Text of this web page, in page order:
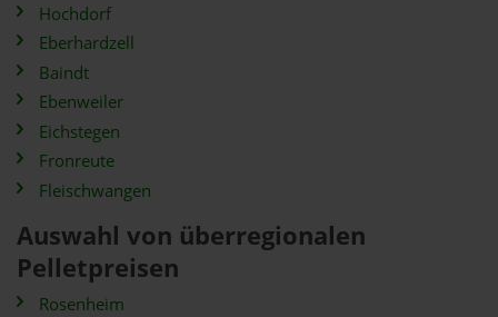
Hochdorf
Eberhardzell
Baindt
Ebenweiler
Eichstegen
Fronreute
Fleischwangen
Auswahl von überregionalen
Pelletpreisen
Rosenheim